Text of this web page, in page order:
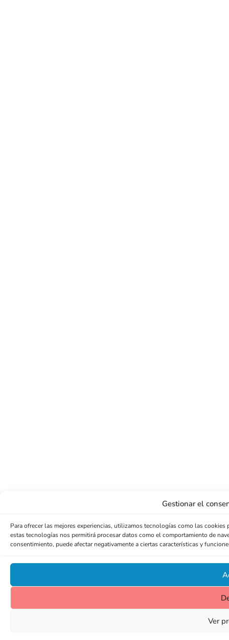
Gestionar el
Para ofrecer las mejores experiencias, utilizamos tecnologías como las
estas tecnologías nos permitirá procesar datos como el comportamiento de
consentimiento, puede afectar negativamente a ciertas características y
Ver